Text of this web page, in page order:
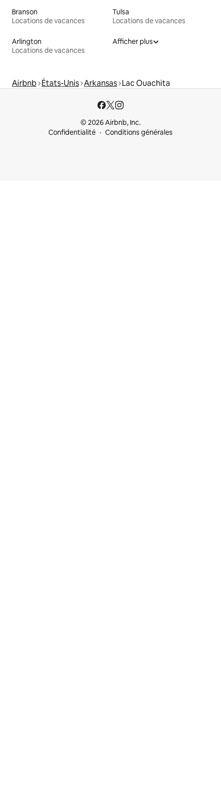
Branson
Locations de vacances
Tulsa
Locations de vacances
Arlington
Locations de vacances
Afficher plus
Airbnb États-Unis Arkansas Lac Ouachita
© 2026 Airbnb, Inc.
Confidentialité
Conditions générales